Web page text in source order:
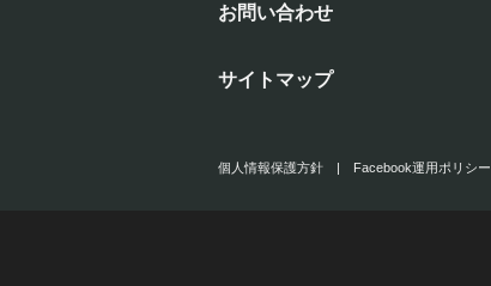
お問い合わせ
サイトマップ
個人情報保護方針 | Facebook運用ポリシー